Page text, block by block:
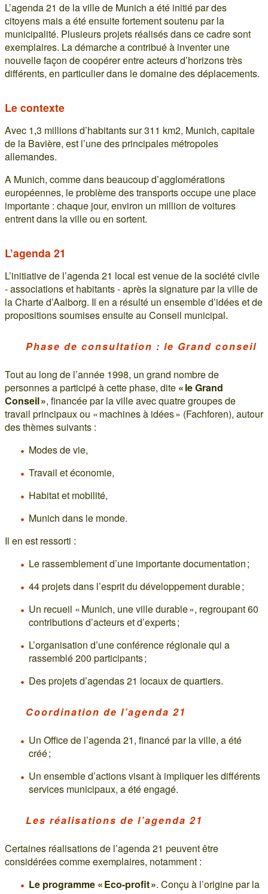
L’agenda 21 de la ville de Munich a été initié par des
citoyens mais a été ensuite fortement soutenu par la
municipalité. Plusieurs projets réalisés dans ce cadre sont
exemplaires. La démarche a contribué à inventer une
nouvelle façon de coopérer entre acteurs d’horizons très
différents, en particulier dans le domaine des déplacements.
Le contexte
Avec 1,3 millions d’habitants sur 311 km2, Munich, capitale
de la Bavière, est l’une des principales métropoles
allemandes.
A Munich, comme dans beaucoup d’agglomérations
européennes, le problème des transports occupe une place
importante : chaque jour, environ un million de voitures
entrent dans la ville ou en sortent.
L’agenda 21
L’initiative de l’agenda 21 local est venue de la société civile
- associations et habitants - après la signature par la ville de
la Charte d’Aalborg. Il en a résulté un ensemble d’idées et de
propositions soumises ensuite au Conseil municipal.
Phase de consultation : le Grand conseil
Tout au long de l’année 1998, un grand nombre de
personnes a participé à cette phase, dite « le Grand
Conseil », financée par la ville avec quatre groupes de
travail principaux ou « machines à idées » (Fachforen), autour
des thèmes suivants :
Modes de vie,
Travail et économie,
Habitat et mobilité,
Munich dans le monde.
Il en est ressorti :
Le rassemblement d’une importante documentation ;
44 projets dans l’esprit du développement durable ;
Un recueil « Munich, une ville durable », regroupant 60
contributions d’acteurs et d’experts ;
L’organisation d’une conférence régionale qui a
rassemblé 200 participants ;
Des projets d’agendas 21 locaux de quartiers.
Coordination de l’agenda 21
Un Office de l’agenda 21, financé par la ville, a été
créé ;
Un ensemble d’actions visant à impliquer les différents
services municipaux, a été engagé.
Les réalisations de l’agenda 21
Certaines réalisations de l’agenda 21 peuvent être
considérées comme exemplaires, notamment :
Le programme « Eco-profit ». Conçu à l’origine par la